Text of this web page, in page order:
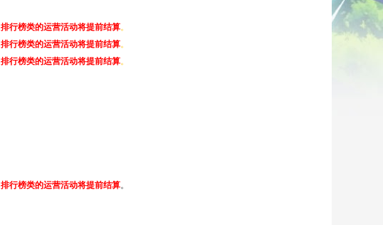
排行榜类的运营活动将提前结算。
排行榜类的运营活动将提前结算。
排行榜类的运营活动将提前结算。
排行榜类的运营活动将提前结算。